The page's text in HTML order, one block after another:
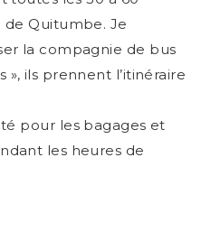
Quitumbe. Je
la compagnie de bus
», ils prennent l’itinéraire
pour les bagages et
les heures de